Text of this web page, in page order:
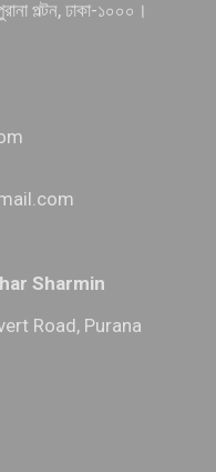
পল্টন, ঢাকা-১০০০।
Sharmin
Road, Purana